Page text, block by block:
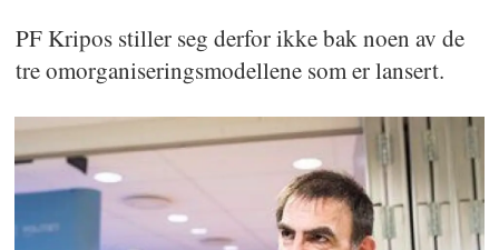
PF Kripos stiller seg derfor ikke bak noen av de
tre omorganiseringsmodellene som er lansert.